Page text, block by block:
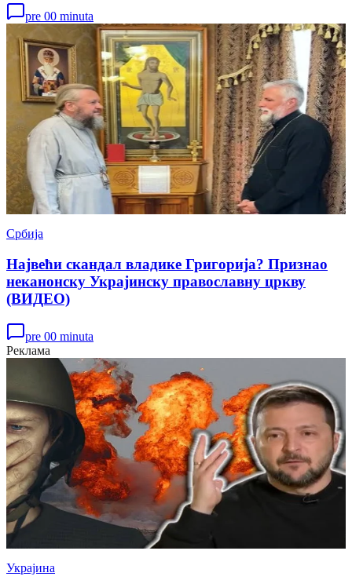
pre 00 minuta
Србија
Највећи скандал владике Григорија? Признао
неканонску Украјинску православну цркву
(ВИДЕО)
pre 00 minuta
Реклама
Украјина